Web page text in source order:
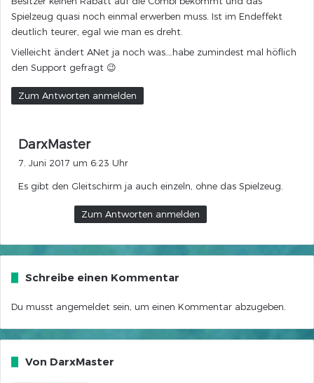
Spielzeug quasi noch einmal erwerben muss. Ist im Endeffekt
deutlich teurer, egal wie man es dreht.
Vielleicht ändert ANet ja noch was….habe zumindest mal höflich
den Support gefragt 😉
Zum Antworten anmelden
DarxMasters
t
:
7. Juni 2017 um 6:23 Uhr
Es gibt den Gleitschirm ja auch einzeln, ohne das Spielzeug.
Zum Antworten anmelden
Schreibe einen Kommentar
Du musst angemeldet sein, um einen Kommentar abzugeben.
Von DarxMaster